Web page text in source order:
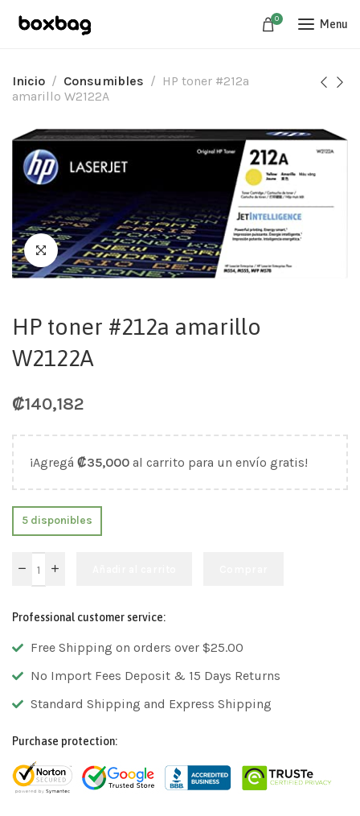
0 Menu
Inicio Consumibles
HP toner #212a
amarillo W2122A
HP toner #212a amarillo
W2122A
₡140,182
¡Agregá ₡35,000 al carrito para un envío gratis!
5 disponibles
Professional customer service:
Free Shipping on orders over $25.00
No Import Fees Deposit & 15 Days Returns
Standard Shipping and Express Shipping
Purchase protection: